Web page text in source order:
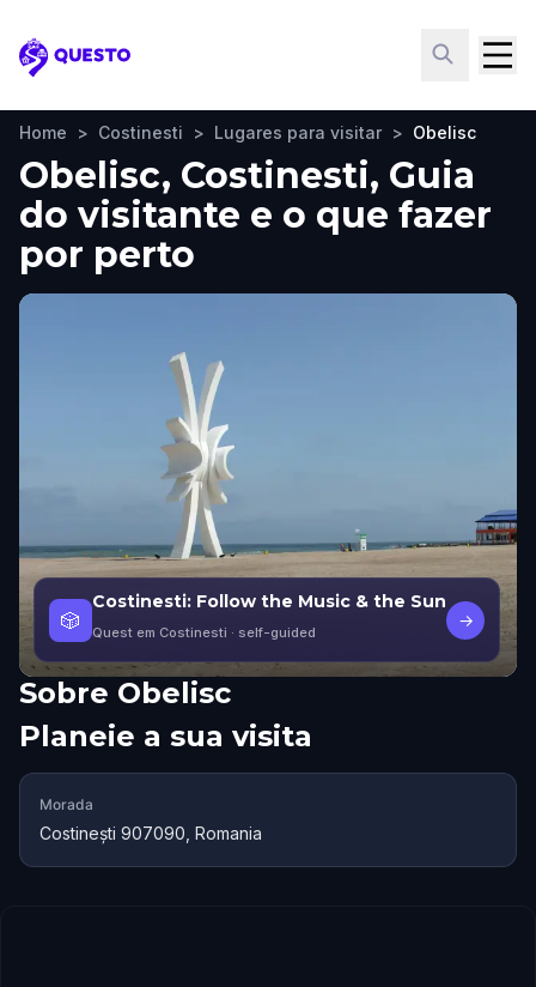
Questo
Home > Costinesti > Lugares para visitar > Obelisc
Obelisc, Costinesti, Guia
do visitante e o que fazer
por perto
🎲
Costinesti: Follow the Music & the Sun
Quest em Costinesti · self-guided
→
Sobre Obelisc
Planeie a sua visita
Morada
Costinești 907090, Romania